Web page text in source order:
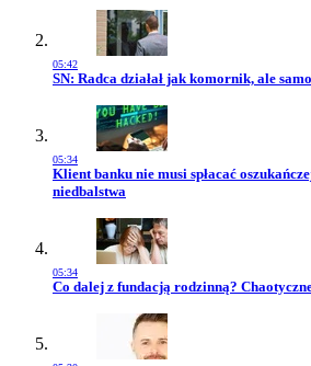
05:42
Przejdź do artykułu:
SN: Radca działał jak komornik, ale
05:34
Przejdź do artykułu:
Klient banku nie musi spłacać
niedbalstwa
05:34
Przejdź do artykułu:
Co dalej z fundacją rodzinną?